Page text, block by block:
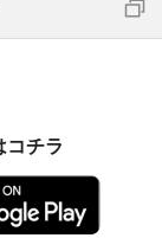
コチラ